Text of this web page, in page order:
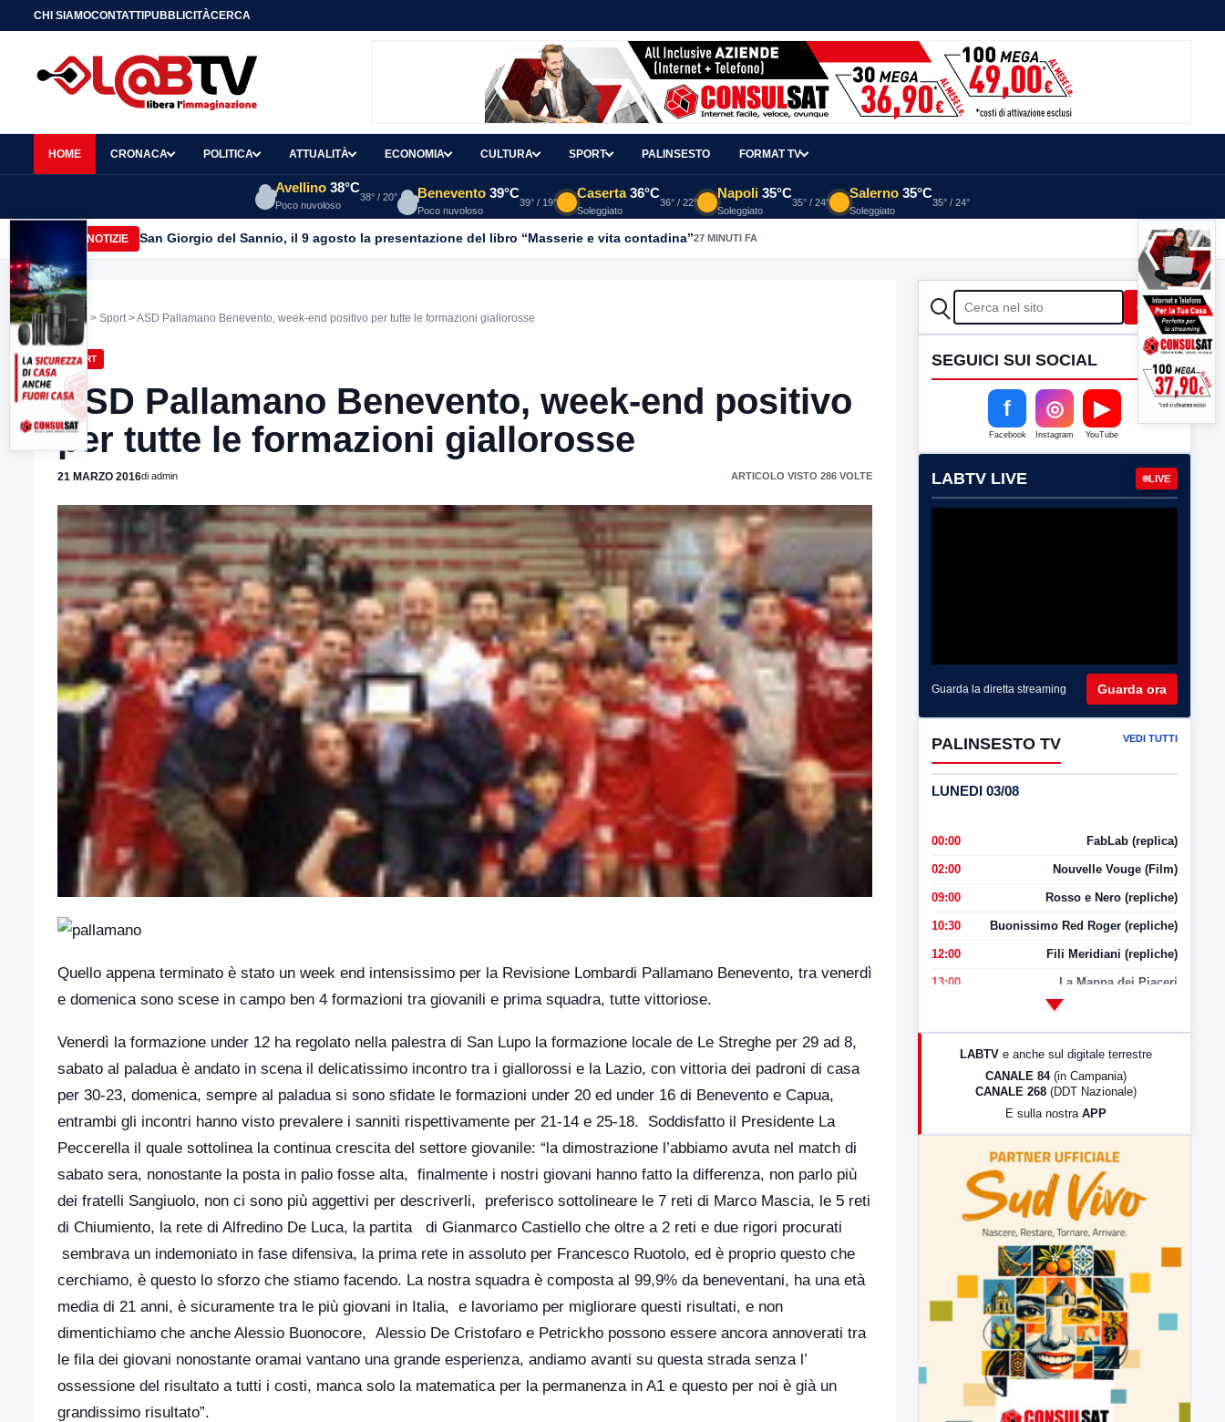
CHI SIAMOCONTATTIPUBBLICITÀCERCA
HOME CRONACA POLITICA ATTUALITÀ ECONOMIA CULTURA SPORT PALINSESTO FORMAT TV
Avellino 38°C
Poco nuvoloso
38° / 20° Benevento 39°C
Poco nuvoloso
39° / 19°
Caserta 36°C
Soleggiato
36° / 22°
Napoli 35°C
Soleggiato
35° / 24°
Salerno 35°C
Soleggiato
35° / 24°
ULTIME NOTIZIE San Marco dei Cavoti, Borrillo e Ricci (Forza Italia): “L’inaugurazione della Variante rappresenta un risultato storico per il territorio”
Home > Sport> ASD Pallamano Benevento, week-end positivo per tutte le formazioni giallorosse
SPORT
ASD Pallamano Benevento, week-end positivo
per tutte le formazioni giallorosse
21 MARZO 2016di admin ARTICOLO VISTO 286 VOLTE
Quello appena terminato è stato un week end intensissimo per la Revisione Lombardi Pallamano Benevento, tra venerdì
e domenica sono scese in campo ben 4 formazioni tra giovanili e prima squadra, tutte vittoriose.
Venerdì la formazione under 12 ha regolato nella palestra di San Lupo la formazione locale de Le Streghe per 29 ad 8,
sabato al paladua è andato in scena il delicatissimo incontro tra i giallorossi e la Lazio, con vittoria dei padroni di casa
per 30-23, domenica, sempre al paladua si sono sfidate le formazioni under 20 ed under 16 di Benevento e Capua,
entrambi gli incontri hanno visto prevalere i sanniti rispettivamente per 21-14 e 25-18. Soddisfatto il Presidente La
Peccerella il quale sottolinea la continua crescita del settore giovanile: “la dimostrazione l’abbiamo avuta nel match di
sabato sera, nonostante la posta in palio fosse alta, finalmente i nostri giovani hanno fatto la differenza, non parlo più
dei fratelli Sangiuolo, non ci sono più aggettivi per descriverli, preferisco sottolineare le 7 reti di Marco Mascia, le 5 reti
di Chiumiento, la rete di Alfredino De Luca, la partita di Gianmarco Castiello che oltre a 2 reti e due rigori procurati
sembrava un indemoniato in fase difensiva, la prima rete in assoluto per Francesco Ruotolo, ed è proprio questo che
cerchiamo, è questo lo sforzo che stiamo facendo. La nostra squadra è composta al 99,9% da beneventani, ha una età
media di 21 anni, è sicuramente tra le più giovani in Italia, e lavoriamo per migliorare questi risultati, e non
dimentichiamo che anche Alessio Buonocore, Alessio De Cristofaro e Petrickho possono essere ancora annoverati tra
le fila dei giovani nonostante oramai vantano una grande esperienza, andiamo avanti su questa strada senza l’
ossessione del risultato a tutti i costi, manca solo la matematica per la permanenza in A1 e questo per noi è già un
grandissimo risultato”.
CERCA Cerca
SEGUICI SUI SOCIAL
f
Facebook
◎
Instagram
▶
YouTube
LABTV LIVE LIVE
Guarda la diretta streaming Guarda ora
PALINSESTO TV VEDI TUTTI
LUNEDI 03/08
00:00 FabLab (replica)
02:00 Nouvelle Vouge (Film)
09:00 Rosso e Nero (repliche)
10:30 Buonissimo Red Roger (repliche)
12:00 Fili Meridiani (repliche)
13:00 La Mappa dei Piaceri
LabNews (Diretta)
LabNews (replica)
LABTV e anche sul digitale terrestre
CANALE 84 (in Campania)
CANALE 268 (DDT Nazionale)
E sulla nostra APP